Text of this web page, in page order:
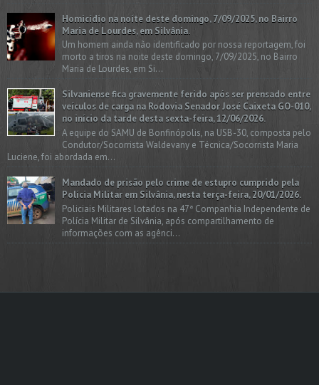
Homicídio na noite deste domingo, 7/09/2025, no Bairro
Maria de Lourdes, em Silvânia.
Um homem ainda não identificado por nossa reportagem, foi
morto a tiros na noite deste domingo, 7/09/2025, no Bairro
Maria de Lourdes, em Si...
Silvaniense fica gravemente ferido após ser prensado entre
veículos de carga na Rodovia Senador José Caixeta GO-010,
no início da tarde desta sexta-feira, 12/06/2026.
A equipe do SAMU de Bonfinópolis, na USB-30, composta pelo
Condutor/Socorrista Waldevany e Técnica/Socorrista Maria
Luciene, foi abordada em...
Mandado de prisão pelo crime de estupro cumprido pela
Polícia Militar em Silvânia, nesta terça-feira, 20/01/2026.
Policiais Militares lotados na 47ª Companhia Independente de
Polícia Militar de Silvânia, após compartilhamento de
informações com as agênci...